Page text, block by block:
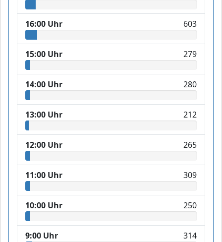
16:00 Uhr 603
15:00 Uhr 279
14:00 Uhr 280
13:00 Uhr 212
12:00 Uhr 265
11:00 Uhr 309
10:00 Uhr 250
9:00 Uhr 314